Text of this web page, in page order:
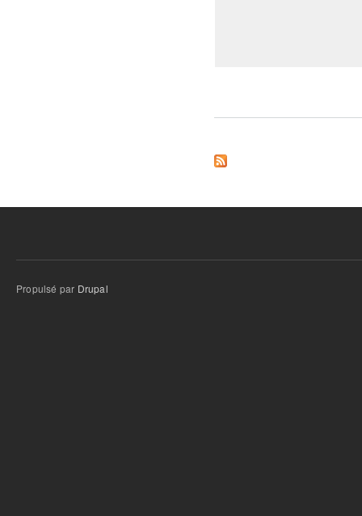
Propulsé par Drupal